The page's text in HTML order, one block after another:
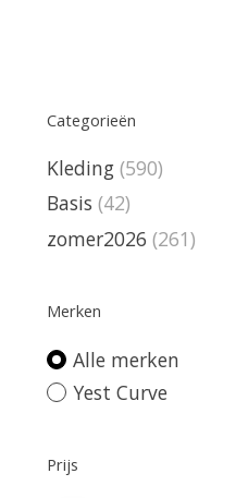
Categorieën
Kleding (590)
Basis (42)
zomer2026 (261)
Merken
Alle merken
Yest Curve
Prijs